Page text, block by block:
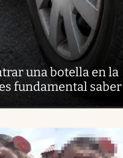
una botella en la
fundamental saber